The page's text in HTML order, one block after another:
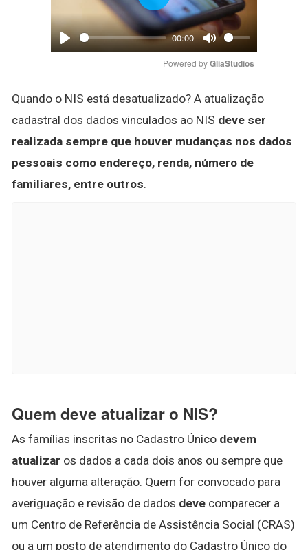
Play
00:00
Mute
Play
Powered by GliaStudios
Quando o NIS está desatualizado? A atualização
cadastral dos dados vinculados ao NIS deve ser
realizada sempre que houver mudanças nos dados
pessoais como endereço, renda, número de
familiares, entre outros.
Quem deve atualizar o NIS?
As famílias inscritas no Cadastro Único devem
atualizar os dados a cada dois anos ou sempre que
houver alguma alteração. Quem for convocado para
averiguação e revisão de dados deve comparecer a
um Centro de Referência de Assistência Social (CRAS)
ou a um posto de atendimento do Cadastro Único do